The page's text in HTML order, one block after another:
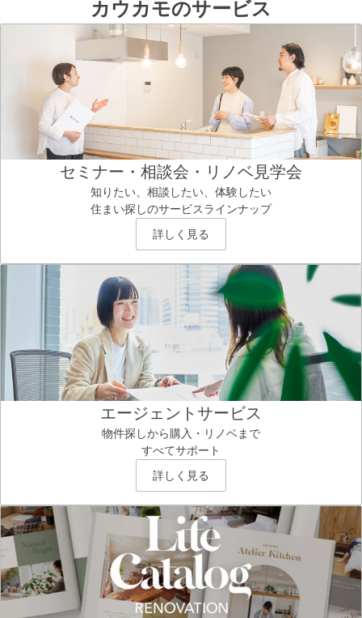
カウカモのサービス
セミナー・相談会・リノベ見学会
知りたい、相談したい、体験したい
住まい探しのサービスラインナップ
詳しく見る
エージェントサービス
物件探しから購入・リノベまで
すべてサポート
詳しく見る